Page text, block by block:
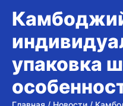
упаковка